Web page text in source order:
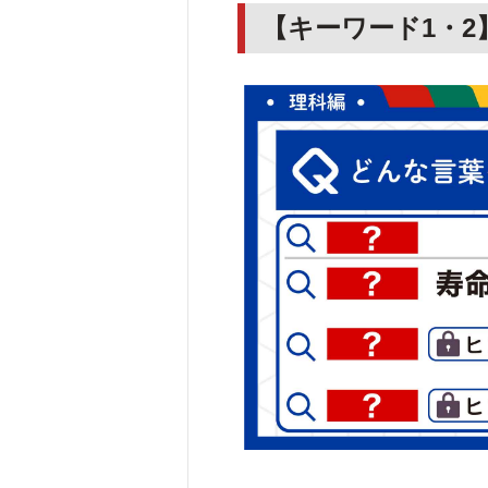
【キーワード1・2